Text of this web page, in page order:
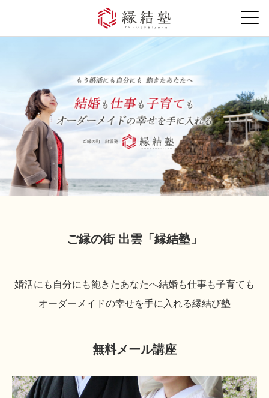
ご縁の街 出雲「縁結塾」
婚活にも自分にも飽きたあなたへ結婚も仕事も子育ても
オーダーメイドの幸せを手に入れる縁結び塾
無料メール講座